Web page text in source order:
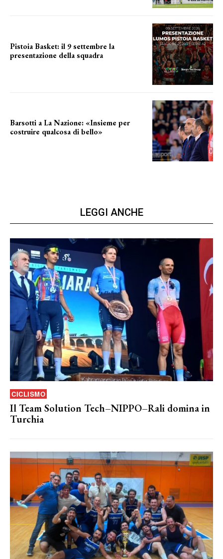
Pistoia Basket: il 9 settembre la
presentazione della squadra
Barsotti a La Nazione: «Insieme per
costruire qualcosa di bello»
LEGGI ANCHE
CICLISMO
Il Team Solution Tech–NIPPO–Rali domina in
Turchia